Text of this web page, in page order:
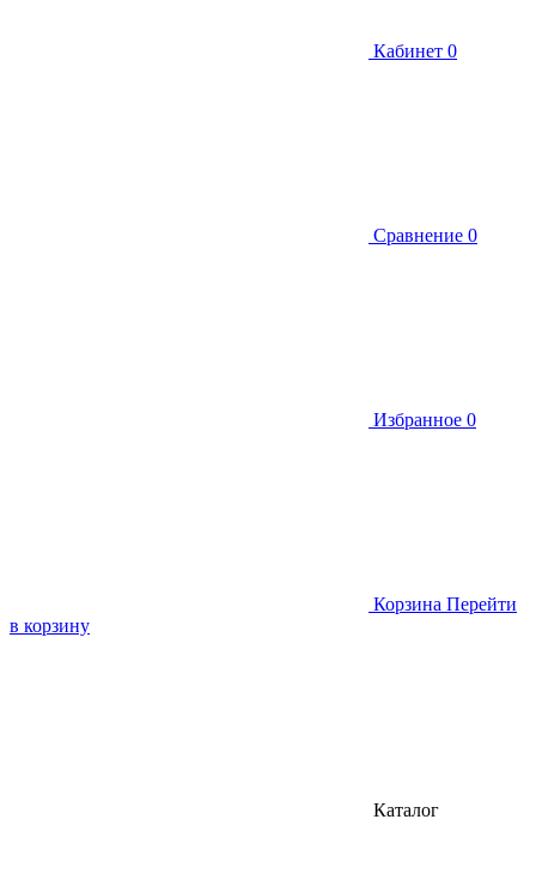
Кабинет 0
Сравнение 0
Избранное 0
Корзина Перейти
в корзину
Каталог